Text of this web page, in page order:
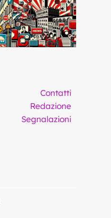
Contatti
Redazione
Segnalazioni